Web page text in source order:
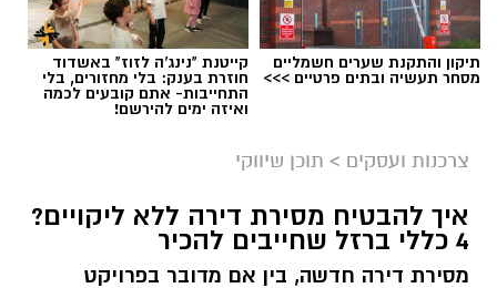
תיקון והתקנת שערים חשמליים
מסחר תעשיה ובתים פרטיים >>>
קייטנת "נינג'ה לזוז" באשדוד
חוזרת בענק: בלי מחזורים, בלי
התחייבות- אתם קובעים לכמה
ואיזה ימים להירשם!
צרכנות ועסקים > תוכן שיווקי
איך להבטיח מסירת דירה ללא ליקויים?
4 כללי ברזל שחייבים להכיר
מסירת דירה חדשה, בין אם מדובר בפרויקט